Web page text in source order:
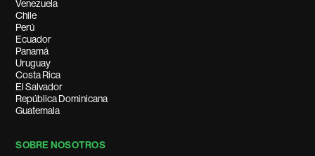
Venezuela
Chile
Perú
Ecuador
Panamá
Uruguay
Costa Rica
El Salvador
República Dominicana
Guatemala
SOBRE NOSOTROS